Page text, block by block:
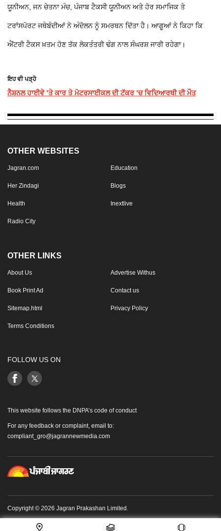
ਯੂਨੀਅਨ, ਜਨ ਚੇਤਨਾ ਮੰਚ, ਪੰਜਾਬ ਟੈਕਸੀ ਯੂਨੀਅਨ ਅਤੇ ਹੋਰ ਸਮਾਜਿਕ ਤੇ
ਟਰਾਂਸਪੋਰਟ ਜਥੇਬੰਦੀਆਂ ਨੇ ਅੰਦੋਲਨ ਨੂੰ ਸਮਰਥਨ ਦਿੱਤਾ ਹੈ। ਆਗੂਆਂ ਨੇ ਕਿਹਾ ਕਿ
ਐਂਟਰੀ ਟੈਕਸ ਖ਼ਤਮ ਹੋਣ ਤੱਕ ਲੋਕਤੰਤਰੀ ਢੰਗ ਨਾਲ ਸੰਘਰਸ਼ ਜਾਰੀ ਰਹੇਗਾ।
ਇਹ ਵੀ ਪੜ੍ਹੋ
ਨੈਸ਼ਨਲ ਹਾਈਵੇ ’ਤੇ ਕਾਰ ਤੇ ਮੋਟਰਸਾਈਕਲ ਦੀ ਟੱਕਰ ’ਚ ਵਿਦਿਆਰਥੀ ਦੀ ਮੌਤ
OTHER WEBSITES
Jagran.com Education
Her Zindagi Blogs
Health Inextlive
Radio City
OTHER LINKS
About Us Advertise Withus
Book Print Ad Contact us
Sitemap.html Privacy Policy
Terms Conditions
FOLLOW US ON
This website follows the DNPA’s code of conduct
For any feedback or complaint, email to:
compliant_gro@jagrannewmedia.com
Copyright © 2026 Jagran Prakashan Limited.